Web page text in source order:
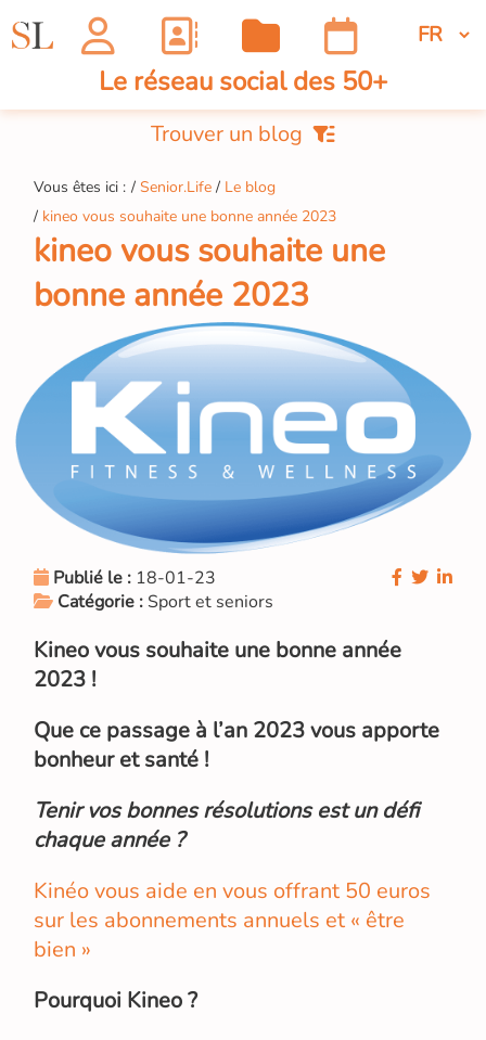
Le réseau social des 50+
Trouver un blog
Vous êtes ici : Senior.Life
Le blog
kineo vous souhaite une bonne année 2023
kineo vous souhaite une
bonne année 2023
Publié le : 18-01-23
Catégorie : Sport et seniors
Kineo vous souhaite une bonne année
2023 !
Que ce passage à l’an 2023 vous apporte
bonheur et santé !
Tenir vos bonnes résolutions est un défi
chaque année ?
Kinéo vous aide en vous offrant 50 euros
sur les abonnements annuels et « être
bien »
Pourquoi Kineo ?